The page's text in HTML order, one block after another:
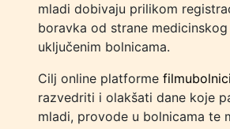
mladi dobivaju prilikom
boravka od strane
uključenim bolnicama.
Cilj online platforme
razvedriti i olakšati dane koje
mladi, provode u bolnicama te